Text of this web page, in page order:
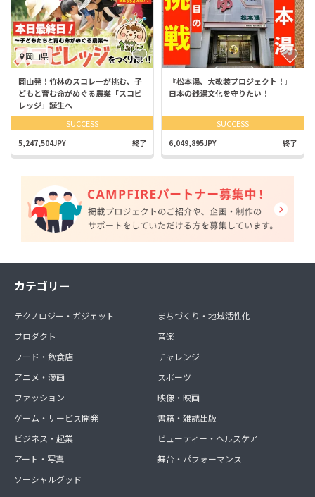
岡山県
岡山発！竹林のスコレーが挑む、子
どもと育む命がめぐる農業「スコビ
レッジ」誕生へ
SUCCESS
5,247,504JPY 終了
『松本湯、大改装プロジェクト！』
日本の銭湯文化を守りたい！
SUCCESS
6,049,895JPY 終了
カテゴリー
テクノロジー・ガジェット
プロダクト
フード・飲食店
アニメ・漫画
ファッション
ゲーム・サービス開発
ビジネス・起業
アート・写真
ソーシャルグッド
まちづくり・地域活性化
音楽
チャレンジ
スポーツ
映像・映画
書籍・雑誌出版
ビューティー・ヘルスケア
舞台・パフォーマンス